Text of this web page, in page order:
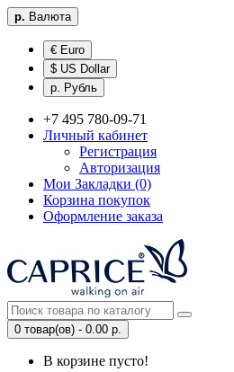
р. Валюта
€ Euro
$ US Dollar
р. Рубль
+7 495 780-09-71
Личный кабинет
Регистрация
Авторизация
Мои Закладки (0)
Корзина покупок
Оформление заказа
0 товар(ов) - 0.00 р.
В корзине пусто!